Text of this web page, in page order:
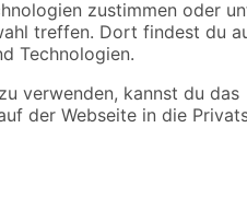
2K B2 400 ml
13,99
34,98 € / Liter